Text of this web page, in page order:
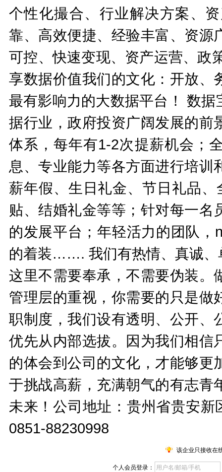
个性化撮合、行业解决方案、
靠、高效便捷、经验丰富、资源
可控、快速变现、资产运营、政
享数据价值我们的文化：开放、
最有影响力的大数据平台！ 数
据行业，政府投资广阔发展的前
体系，每年有1-2次提薪机会；
息、专业能力等各方面进行培训
薪年假、生日礼金、节日礼品
贴、结婚礼金等等；针对每一
的发展平台；年轻活力的团队
的着装……. 我们有热情、真诚、
这里不需要奉承，不需要伪装。
管理层的重视，你需要的只是做
职制度，我们设有透明、公开、
优先从内部选拔。因为我们相信
的体会到公司的文化，才能够
于挑战高薪，充满朝气的有志青
未来！公司地址：贵州省贵安
0851-88230998
该企业只接收在
个人会员登录：